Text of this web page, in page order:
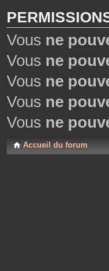
Vous ne
Vous ne
Vous ne
Vous ne
Vous ne
Accueil du forum